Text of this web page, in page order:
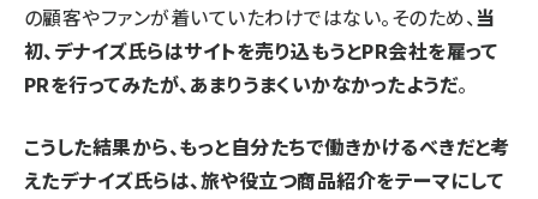
の顧客やファンが着いていたわけではない。そのため、 当
初、デナイズ氏らはサイトを売り込もうとPR会社を雇って
PRを行ってみたが、あまりうまくいかなかったようだ。
こうした結果から、もっと自分たちで働きかけるべきだと考
えたデナイズ氏らは、旅や役立つ商品紹介をテーマにして